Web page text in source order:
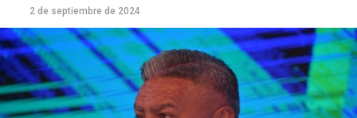
2 de septiembre de 2024